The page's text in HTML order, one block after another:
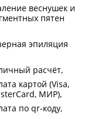
веснушек и
пятен
эпиляция
расчёт
картой (Visa,
МИР)
по qr-коду